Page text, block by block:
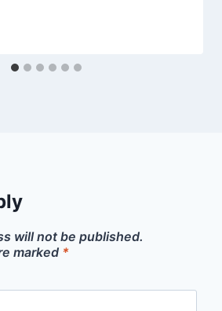
will not be published.
marked *